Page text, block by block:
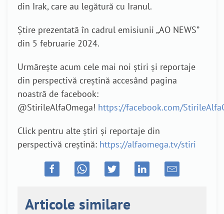
din Irak, care au legătură cu Iranul.
Știre prezentată în cadrul emisiunii „AO NEWS”
din 5 februarie 2024.
Urmărește acum cele mai noi știri și reportaje
din perspectivă creștină accesând pagina
noastră de facebook:
@StirileAlfaOmega! https://facebook.com/
Click pentru alte știri și reportaje din
perspectivă creștină: https://alfaomega.tv/stiri
Articole similare